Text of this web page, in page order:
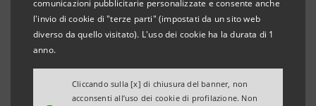
comunicazioni pubblicitarie personalizzate e consente anche
l'invio di cookie di "terze parti" (impostati da un sito web
diverso da quello visitato). L'uso dei cookie ha la durata di 1
anno.
Cliccando sulla [x] di chiusura del banner, non
acconsenti all’uso dei cookie di profilazione. Non
COMUNICATO STAMPA
INTESA SANPAOLO PROTEZIONE RINNOVA AREA X
Riapre lo spazio dedicato alla cultura